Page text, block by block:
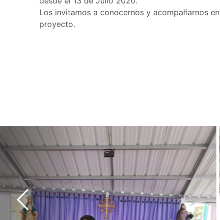
Los invitamos a conocernos y acompañarnos
proyecto.